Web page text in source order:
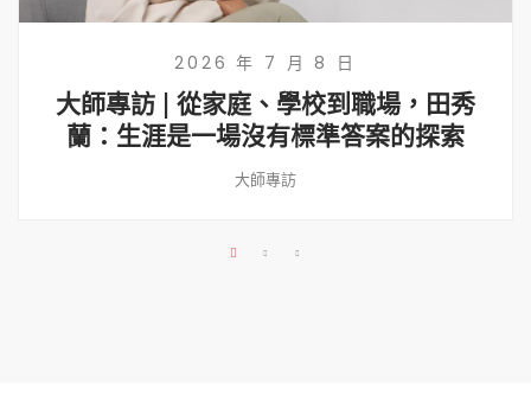
2026 年 7 月 8 日
大師專訪 | 從家庭、學校到職場，田秀
蘭：生涯是一場沒有標準答案的探索
大師專訪